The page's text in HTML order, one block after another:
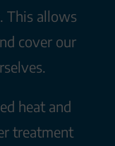
This allows
cover our
heat and
treatment